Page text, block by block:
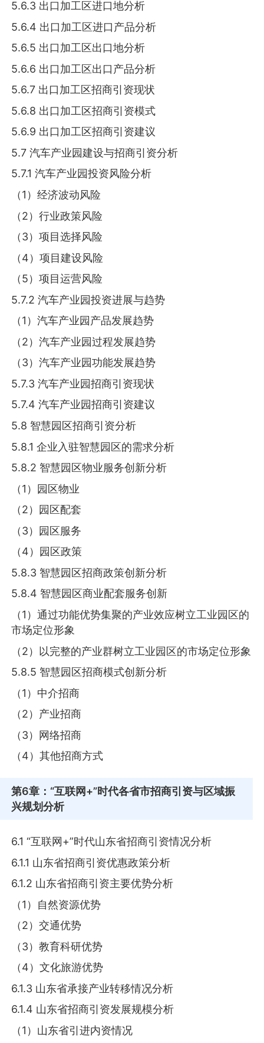
5.6.3 出口加工区进口地分析
5.6.4 出口加工区进口产品分析
5.6.5 出口加工区出口地分析
5.6.6 出口加工区出口产品分析
5.6.7 出口加工区招商引资现状
5.6.8 出口加工区招商引资模式
5.6.9 出口加工区招商引资建议
5.7 汽车产业园建设与招商引资分析
5.7.1 汽车产业园投资风险分析
（1）经济波动风险
（2）行业政策风险
（3）项目选择风险
（4）项目建设风险
（5）项目运营风险
5.7.2 汽车产业园投资进展与趋势
（1）汽车产业园产品发展趋势
（2）汽车产业园过程发展趋势
（3）汽车产业园功能发展趋势
5.7.3 汽车产业园招商引资现状
5.7.4 汽车产业园招商引资建议
5.8 智慧园区招商引资分析
5.8.1 企业入驻智慧园区的需求分析
5.8.2 智慧园区物业服务创新分析
（1）园区物业
（2）园区配套
（3）园区服务
（4）园区政策
5.8.3 智慧园区招商政策创新分析
5.8.4 智慧园区商业配套服务创新
（1）通过功能优势集聚的产业效应树立工业园区的
市场定位形象
（2）以完整的产业群树立工业园区的市场定位形象
5.8.5 智慧园区招商模式创新分析
（1）中介招商
（2）产业招商
（3）网络招商
（4）其他招商方式
第6章 ：“互联网+”时代各省市招商引资与区域振
兴规划分析
6.1 “互联网+”时代山东省招商引资情况分析
6.1.1 山东省招商引资优惠政策分析
6.1.2 山东省招商引资主要优势分析
（1）自然资源优势
（2）交通优势
（3）教育科研优势
（4）文化旅游优势
6.1.3 山东省承接产业转移情况分析
6.1.4 山东省招商引资发展规模分析
（1）山东省引进内资情况